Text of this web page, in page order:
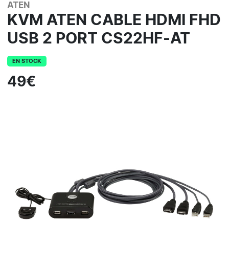
ATEN
KVM ATEN CABLE HDMI FHD
USB 2 PORT CS22HF-AT
EN STOCK
49€